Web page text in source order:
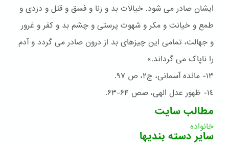
ایشان صادر می شود. خیالات بد و زنا و فسق و قتل و دزدی و
طمع و خیانت و مکر و شهوت پرستی و چشم بد و کفر و غرور
و جهالت، تمامی این چیزهای بد از درون صادر می گردد و آدم
را ناپاک می گرداند.»
١٣- مائده آسمانی، ج٢، ص ٩۷.
١٤- ظهور عدل الهی، صص ۶۴-۶۳.
مطالب سایت
خانواده
سایر دسته بندیها